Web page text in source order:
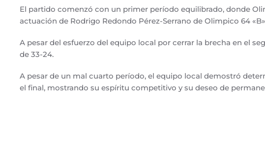
El partido comenzó con un primer período equilibrado, donde
actuación de Rodrigo Redondo Pérez-Serrano de Olimpico 64
A pesar del esfuerzo del equipo local por cerrar la brecha en el
de 33-24.
A pesar de un mal cuarto período, el equipo local demostró
el final, mostrando su espíritu competitivo y su deseo de